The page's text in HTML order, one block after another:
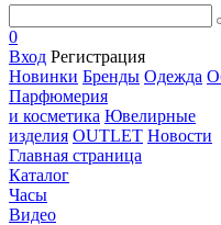
0
Вход Регистрация
Новинки Бренды Одежда
Парфюмерия
и косметика Ювелирные
изделия OUTLET Новости
Главная страница
Каталог
Часы
Видео